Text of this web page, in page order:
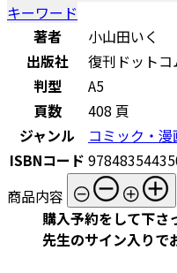
キーワード
著者
小山田いく
出版社
復刊ドットコ
判型
A5
頁数
408 頁
ジャンル
コミック・漫
ISBNコード
商品内容
購入予約をして下さ
先生のサイン入りで